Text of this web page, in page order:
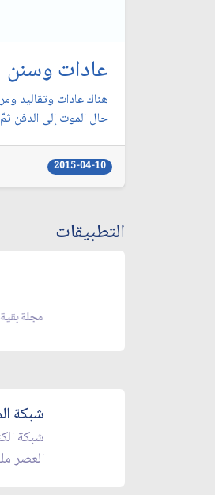
عادات وسنن
هناك عادات وتقاليد
حال الموت إلى الدفن
2015-04-10
التطبيقات
مجلة
شبكة
شبكة
العصر